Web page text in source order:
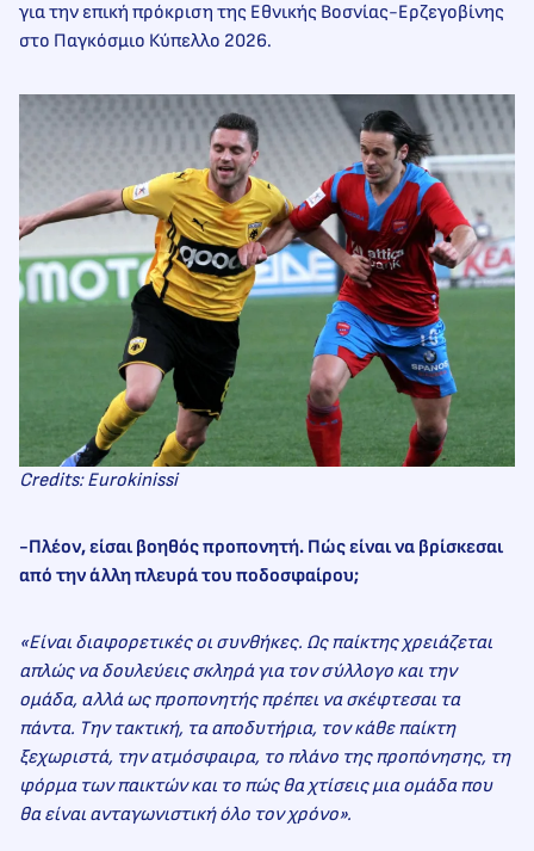
για την επική πρόκριση της Εθνικής Βοσνίας-Ερζεγοβίνης
στο Παγκόσμιο Κύπελλο 2026.
Credits: Eurokinissi
-Πλέον, είσαι βοηθός προπονητή. Πώς είναι να βρίσκεσαι
από την άλλη πλευρά του ποδοσφαίρου;
«Είναι διαφορετικές οι συνθήκες. Ως παίκτης χρειάζεται
απλώς να δουλεύεις σκληρά για τον σύλλογο και την
ομάδα, αλλά ως προπονητής πρέπει να σκέφτεσαι τα
πάντα. Την τακτική, τα αποδυτήρια, τον κάθε παίκτη
ξεχωριστά, την ατμόσφαιρα, το πλάνο της προπόνησης, τη
φόρμα των παικτών και το πώς θα χτίσεις μια ομάδα που
θα είναι ανταγωνιστική όλο τον χρόνο».